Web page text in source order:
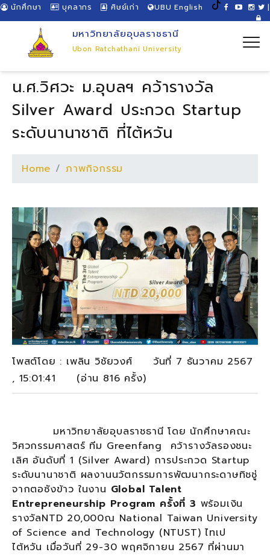
นักศึกษา บุคลากร ศิษย์เก่า UBU English |
มหาวิทยาลัยอุบลราชธานี
Ubon Ratchathani University
น.ศ.วิศวะ ม.อุบลฯ คว้ารางวัล
Silver Award ประกวด Startup
ระดับนานาชาติ ที่ไต้หวัน
Home ภาพกิจกรรม
โพสต์โดย : เพลิน วิชัยวงศ์ วันที่ 7 ธันวาคม 2567
, 15:01:41 (อ่าน 816 ครั้ง)
มหาวิทยาลัยอุบลราชธานี โดย นักศึกษาคณะ
วิศวกรรมศาสตร์ ทีม Greenfang คว้ารางวัลรองชนะ
เลิศ อันดับที่ 1 (Silver Award) การประกวด Startup
ระดับนานาชาติ ผลงานนวัตกรรมการพัฒนากระดาษทิชชู่
จากตอซังข้าว ในงาน Global Talent
Entrepreneurship Program ครั้งที่ 3 พร้อมเงิน
รางวัลNTD 20,000ณ National Taiwan University
of Science and Technology (NTUST) ไทเป
ไต้หวัน เมื่อวันที่ 29-30 พฤศจิกายน 2567 ที่ผ่านมา